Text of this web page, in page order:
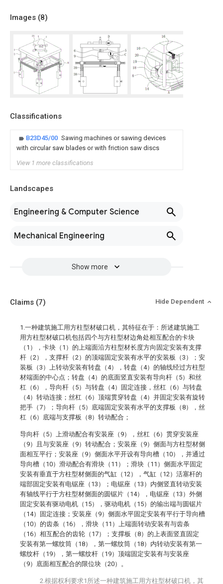
Images (8)
Classifications
B23D45/00 Sawing machines or sawing devices
with circular saw blades or with friction saw discs
View 1 more classifications
Landscapes
Engineering & Computer Science
Mechanical Engineering
Show more
Claims (7) Hide Dependent
1.一种建筑施工用方柱型材破口机，其特征在于：所述建筑施工
用方柱型材破口机包括四个与方柱型材边角处相互配合的卡块
（1），卡块（1）的上端面沿方柱型材长度方向固定安装有支撑
杆（2），支撑杆（2）的顶端固定安装有水平的安装板（3）；安
装板（3）上转动安装有转盘（4），转盘（4）的轴线经过方柱型
材端面的中心点；转盘（4）的底面竖直安装有导向杆（5）和丝
杠（6），导向杆（5）与转盘（4）固定连接，丝杠（6）与转盘
（4）转动连接；丝杠（6）顶端贯穿转盘（4）并固定安装有旋转
把手（7）；导向杆（5）底端固定安装有水平的支撑板（8），丝
杠（6）底端与支撑板（8）转动配合；
导向杆（5）上滑动配合有安装座（9），丝杠（6）贯穿安装座
（9）且与安装座（9）转动配合；安装座（9）侧面与方柱型材侧
面相互平行；安装座（9）侧面水平开设有导向槽（10），并通过
导向槽（10）滑动配合有滑块（11）；滑块（11）侧面水平固定
安装有垂直于方柱型材侧面的气缸（12），气缸（12）活塞杆的
端部固定安装有电锯座（13）；电锯座（13）内侧竖直转动安装
有轴线平行于方柱型材侧面的圆锯片（14），电锯座（13）外侧
固定安装有驱动电机（15），驱动电机（15）的输出端与圆锯片
（14）固定连接；安装座（9）侧面水平固定安装有平行于导向槽
（10）的齿条（16），滑块（11）上端面转动安装有与齿条
（16）相互配合的齿轮（17）；支撑板（8）的上表面竖直固定
安装有第一螺纹筒（18），第一螺纹筒（18）内转动安装有第一
螺纹杆（19），第一螺纹杆（19）顶端固定安装有与安装座
（9）底面相互配合的限位块（20）。
2.根据权利要求1所述一种建筑施工用方柱型材破口机，其